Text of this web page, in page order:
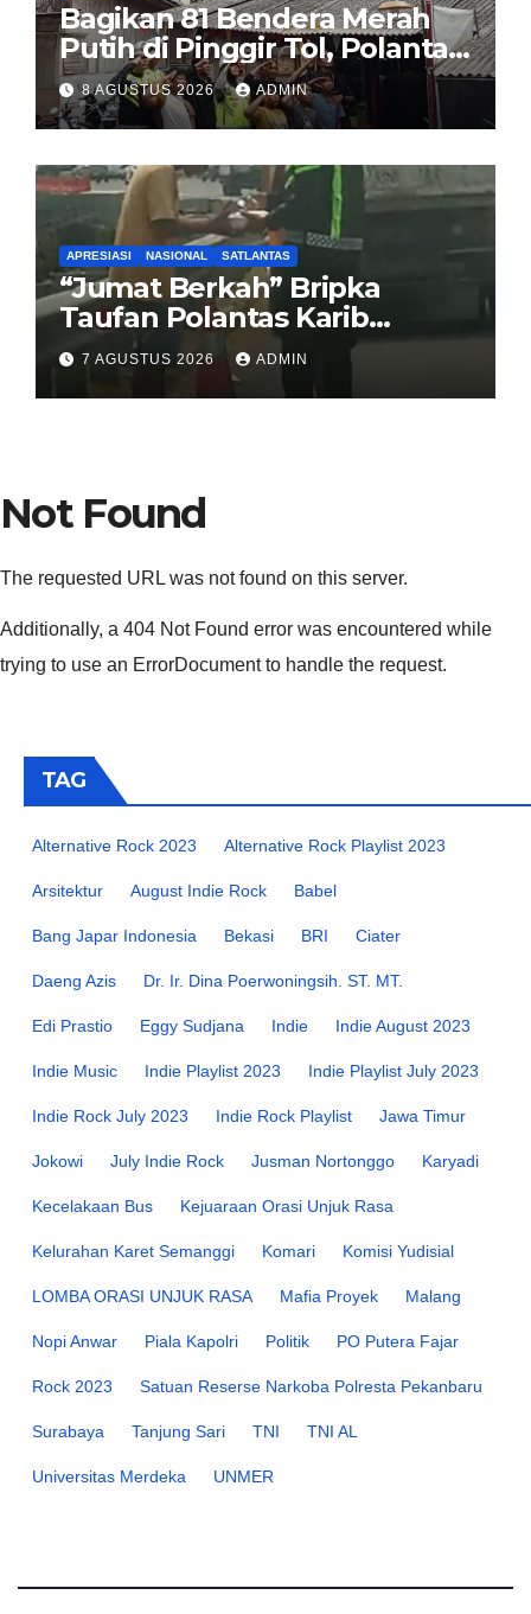
Bagikan 81 Bendera Merah
Putih di Pinggir Tol, Polantas
Karib BSD Ajak Warga Miskin
Kibarkan Sang Saka
8 AGUSTUS 2026 ADMIN
APRESIASI NASIONAL SATLANTAS
“Jumat Berkah” Bripka
Taufan Polantas Karib
Bagikan Nasi Kotak untuk
Sopir Truk yang Mogok di KM
00 Pondok Aren
7 AGUSTUS 2026 ADMIN
Not Found
The requested URL was not found on this server.
Additionally, a 404 Not Found error was encountered while
trying to use an ErrorDocument to handle the request.
TAG
Alternative Rock 2023 Alternative Rock Playlist 2023
Arsitektur August Indie Rock Babel
Bang Japar Indonesia Bekasi BRI Ciater
Daeng Azis Dr. Ir. Dina Poerwoningsih. ST. MT.
Edi Prastio Eggy Sudjana Indie Indie August 2023
Indie Music Indie Playlist 2023 Indie Playlist July 2023
Indie Rock July 2023 Indie Rock Playlist Jawa Timur
Jokowi July Indie Rock Jusman Nortonggo Karyadi
Kecelakaan Bus Kejuaraan Orasi Unjuk Rasa
Kelurahan Karet Semanggi Komari Komisi Yudisial
LOMBA ORASI UNJUK RASA Mafia Proyek Malang
Nopi Anwar Piala Kapolri Politik PO Putera Fajar
Rock 2023 Satuan Reserse Narkoba Polresta Pekanbaru
Surabaya Tanjung Sari TNI TNI AL
Universitas Merdeka UNMER